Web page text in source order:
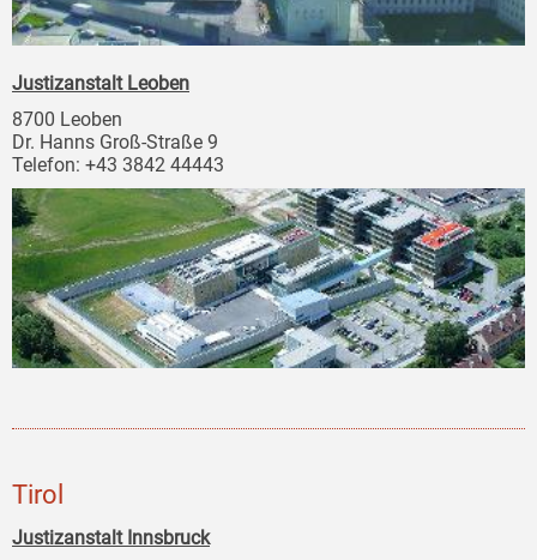
Justizanstalt Leoben
8700 Leoben
Dr. Hanns Groß-Straße 9
Telefon: +43 3842 44443
Tirol
Justizanstalt Innsbruck